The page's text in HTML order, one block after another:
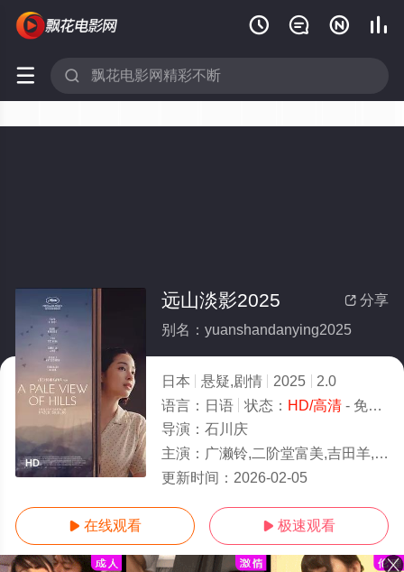
   
 
HD
 分享
远山淡影2025
别名：yuanshandanying2025
日本 悬疑,剧情 2025
2.0
语言： 日语 状态： HD/高清- 免费在线观看
导演： 石川庆
主演： 广濑铃,二阶堂富美,吉田羊,卡米拉·爱子,松下洸平,三浦友和,柴田理惠,渡边大知,铃木碧樱
更新时间： 2026-02-05
 在线观看  极速观看